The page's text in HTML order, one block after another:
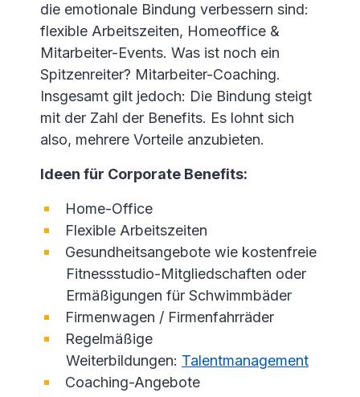
die emotionale Bindung verbessern sind:
flexible Arbeitszeiten, Homeoffice &
Mitarbeiter-Events. Was ist noch ein
Spitzenreiter? Mitarbeiter-Coaching.
Insgesamt gilt jedoch: Die Bindung steigt
mit der Zahl der Benefits. Es lohnt sich
also, mehrere Vorteile anzubieten.
Ideen für Corporate Benefits:
Home-Office
Flexible Arbeitszeiten
Gesundheitsangebote wie kostenfreie
Fitnessstudio-Mitgliedschaften oder
Ermäßigungen für Schwimmbäder
Firmenwagen / Firmenfahrräder
Regelmäßige
Weiterbildungen: Talentmanagement
Coaching-Angebote